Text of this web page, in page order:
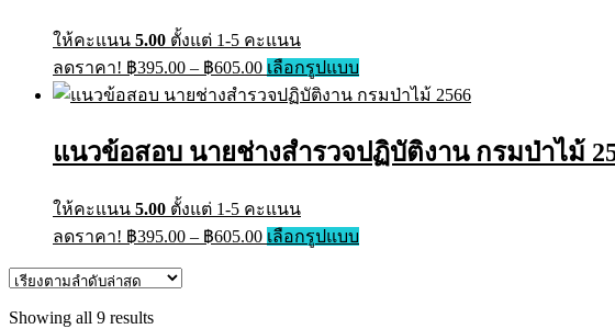
ให้คะแนน 5.00 ตั้งแต่ 1-5 คะแนน
ลดราคา! ฿395.00 – ฿605.00Price
range:
฿395.00
฿605.00
เลือกรูปแบบThis
product
has
variants.
The
chosen
แนวข้อสอบ นายช่างสำรวจปฏิบัติงาน กรมป่าไม้
ให้คะแนน 5.00 ตั้งแต่ 1-5 คะแนน
ลดราคา! ฿395.00 – ฿605.00Price
range:
เลือกรูปแบบThis
product
Showing all 9 resultsSorted